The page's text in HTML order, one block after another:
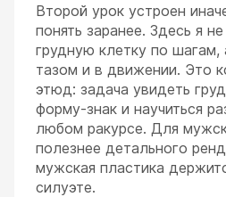
Второй урок устроен
понять заранее. Здесь я
грудную клетку по шагам,
тазом и в движении. Это
этюд: задача увидеть
форму-знак и научиться
любом ракурсе. Для
полезнее детального
мужская пластика
силуэте.